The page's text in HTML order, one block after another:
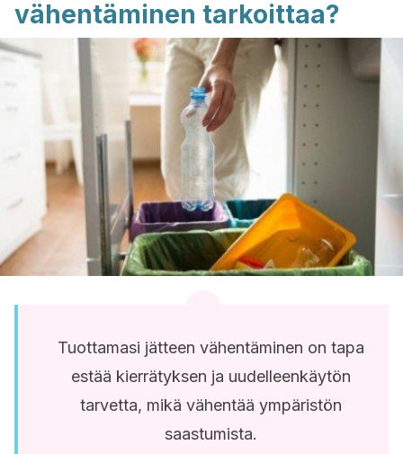
vähentäminen tarkoittaa?
Tuottamasi jätteen vähentäminen on tapa
estää kierrätyksen ja uudelleenkäytön
tarvetta, mikä vähentää ympäristön
saastumista.